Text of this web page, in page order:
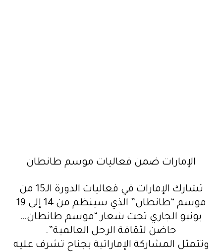
الإمارات ضمن فعاليات موسم طانطان
تشارك الإمارات في فعاليات الدورة الـ15 من
موسم “طانطان” الذي سينظم من 14 إلى 19
يونيو الجاري تحت شعار “موسم طانطان…
حاضن لثقافة الرحل العالمية”.
وتتمثل المشاركة الإماراتية بجناح تشرف عليه